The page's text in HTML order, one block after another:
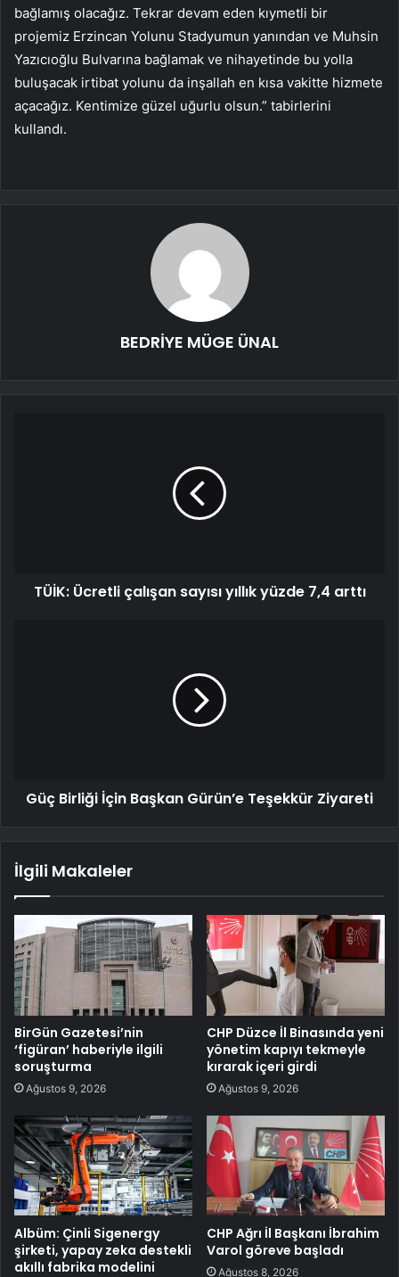
bağlamış olacağız. Tekrar devam eden kıymetli bir
projemiz Erzincan Yolunu Stadyumun yanından ve Muhsin
Yazıcıoğlu Bulvarına bağlamak ve nihayetinde bu yolla
buluşacak irtibat yolunu da inşallah en kısa vakitte hizmete
açacağız. Kentimize güzel uğurlu olsun.” tabirlerini
kullandı.
BEDRİYE MÜGE ÜNAL
TÜİK: Ücretli çalışan sayısı yıllık yüzde 7,4 arttı
Güç Birliği İçin Başkan Gürün’e Teşekkür Ziyareti
İlgili Makaleler
BirGün Gazetesi’nin
‘figüran’ haberiyle ilgili
soruşturma
Ağustos 9, 2026
CHP Düzce İl Binasında yeni
yönetim kapıyı tekmeyle
kırarak içeri girdi
Ağustos 9, 2026
Albüm: Çinli Sigenergy
şirketi, yapay zeka destekli
akıllı fabrika modelini
CHP Ağrı İl Başkanı İbrahim
Varol göreve başladı
Ağustos 8, 2026